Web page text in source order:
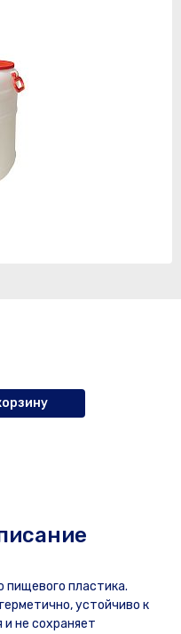
пищевого пластика.
устойчиво к
не сохраняет